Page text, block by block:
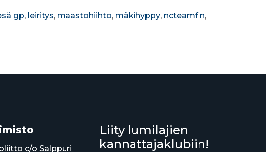
gp, leiritys, maastohiihto, mäkihyppy, ncteamfin,
c/o Salppuri
Liity lumilajien
kannattajaklubiin!